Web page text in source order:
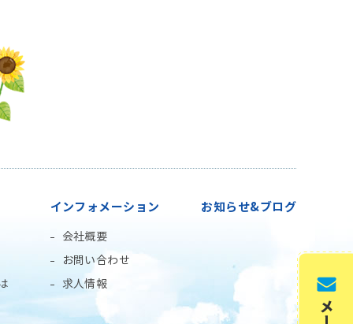
インフォメーション
会社概要
お問い合わせ
求人情報
お知らせ&ブログ